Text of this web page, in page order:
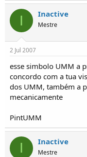
I Inactive
Mestre
2 Jul 2007
esse simbolo UMM a
concordo com a tua
dos UMM, também a
mecanicamente
PintUMM
I Inactive
Mestre